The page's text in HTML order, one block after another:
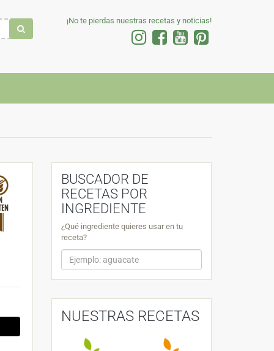
¡No te pierdas nuestras recetas y noticias!
BUSCADOR DE
RECETAS POR
INGREDIENTE
¿Qué ingrediente quieres usar en tu
receta?
NUESTRAS RECETAS